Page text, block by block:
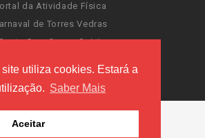
utiliza cookies. Estará a
Saber Mais
Aceitar
da Atividade Física
de Torres Vedras
Cruz Ocean Spirit